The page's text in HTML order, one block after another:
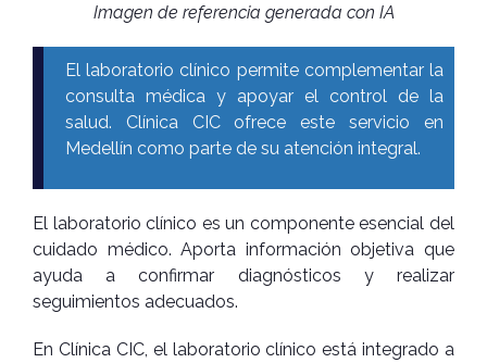
Imagen de referencia generada con IA
El laboratorio clínico permite complementar la
consulta médica y apoyar el control de la
salud. Clínica CIC ofrece este servicio en
Medellín como parte de su atención integral.
El laboratorio clínico es un componente esencial del
cuidado médico. Aporta información objetiva que
ayuda a confirmar diagnósticos y realizar
seguimientos adecuados.
En Clínica CIC, el laboratorio clínico está integrado a